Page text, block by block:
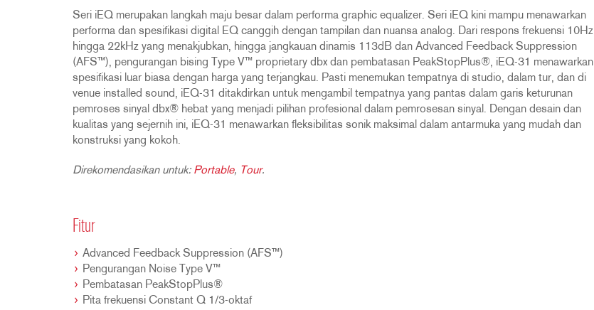
Seri iEQ merupakan langkah maju besar dalam performa graphic equalizer. Seri iEQ kini mampu menawarkan
performa dan spesifikasi digital EQ canggih dengan tampilan dan nuansa analog. Dari respons frekuensi 10Hz
hingga 22kHz yang menakjubkan, hingga jangkauan dinamis 113dB dan Advanced Feedback Suppression
(AFS™), pengurangan bising Type V™ proprietary dbx dan pembatasan PeakStopPlus®, iEQ-31 menawarkan
spesifikasi luar biasa dengan harga yang terjangkau. Pasti menemukan tempatnya di studio, dalam tur, dan di
venue installed sound, iEQ-31 ditakdirkan untuk mengambil tempatnya yang pantas dalam garis keturunan
pemroses sinyal dbx® hebat yang menjadi pilihan profesional dalam pemrosesan sinyal. Dengan desain dan
kualitas yang sejernih ini, iEQ-31 menawarkan fleksibilitas sonik maksimal dalam antarmuka yang mudah dan
konstruksi yang kokoh.
Direkomendasikan untuk: Portable, Tour.
Fitur
Advanced Feedback Suppression (AFS™)
Pengurangan Noise Type V™
Pembatasan PeakStopPlus®
Pita frekuensi Constant Q 1/3-oktaf